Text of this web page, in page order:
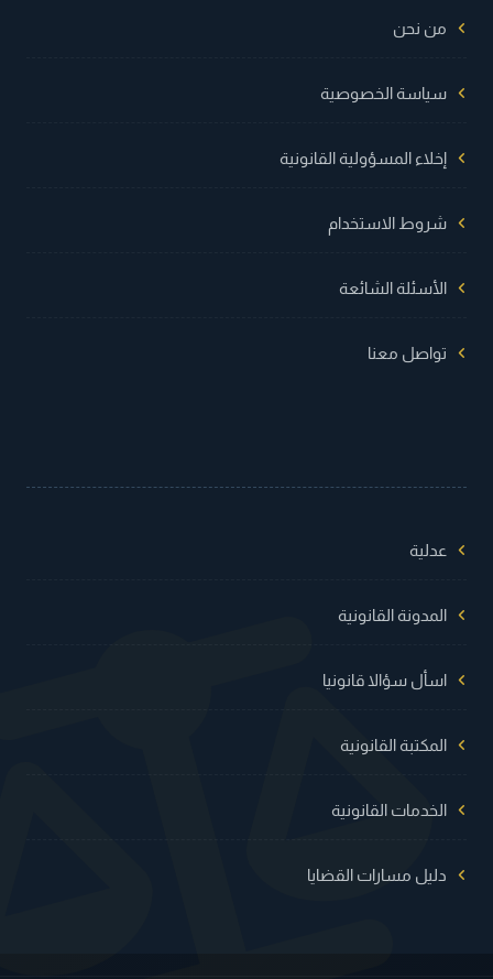
من نحن
سياسة الخصوصية
إخلاء المسؤولية القانونية
شروط الاستخدام
الأسئلة الشائعة
تواصل معنا
عدلية
المدونة القانونية
اسأل سؤالا قانونيا
المكتبة القانونية
الخدمات القانونية
دليل مسارات القضايا